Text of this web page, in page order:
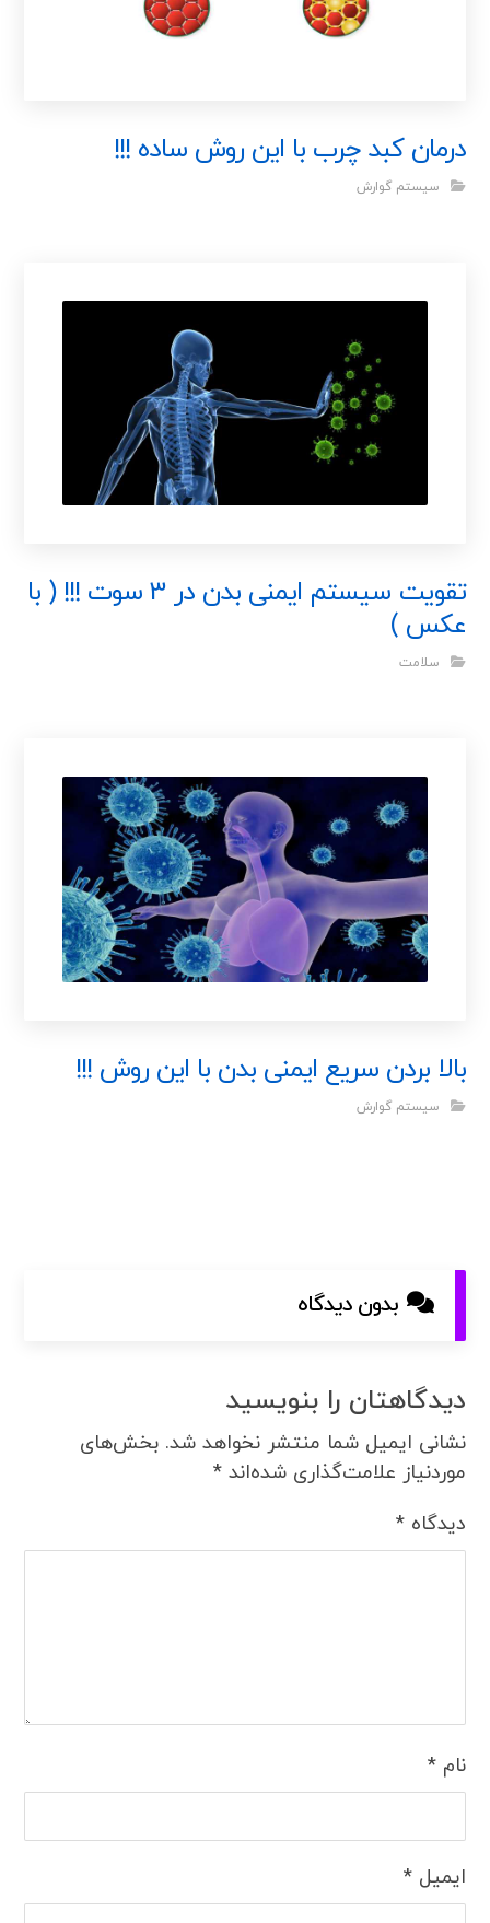
درمان کبد چرب با این روش ساده !!!
سیستم گوارش
تقویت سیستم ایمنی بدن در 3 سوت !!! ( با
عکس )
سلامت
بالا بردن سریع ایمنی بدن با این روش !!!
سیستم گوارش
بدون دیدگاه
دیدگاهتان را بنویسید
نشانی ایمیل شما منتشر نخواهد شد. بخش‌های
موردنیاز علامت‌گذاری شده‌اند*
دیدگاه*
نام*
ایمیل*